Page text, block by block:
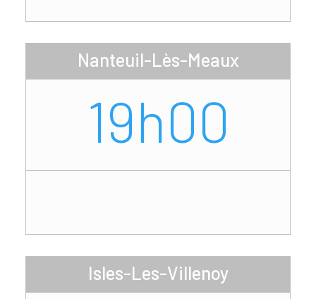
Nanteuil-Lès-Meaux
19h00
Isles-Les-Villenoy